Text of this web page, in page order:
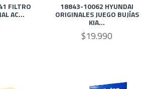
FILTRO
AC...
18843-10062 HYUNDAI
ORIGINALES JUEGO BUJÍAS
KIA...
$19.990